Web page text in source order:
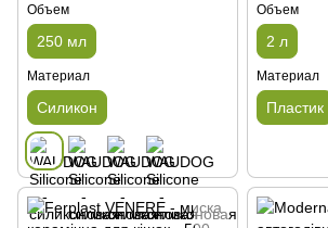
Объем
250 мл
Материал
Силикон
Объем
2 л
Материал
Пластик